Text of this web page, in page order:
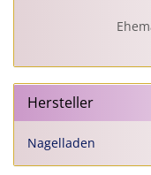
Hersteller
Nagelladen